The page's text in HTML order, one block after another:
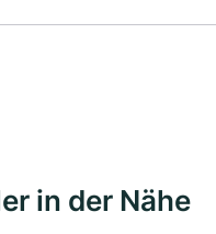
in der Nähe